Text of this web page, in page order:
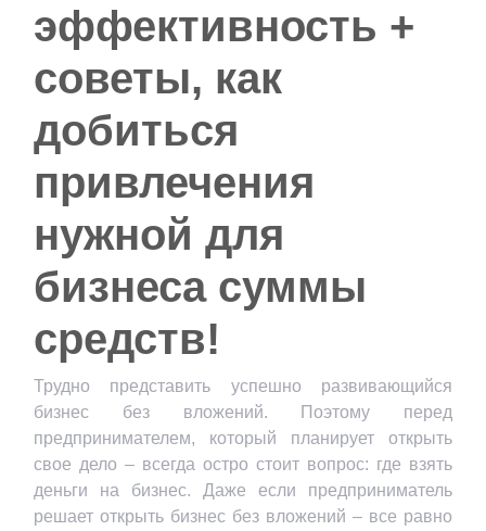
эффективность +
советы, как
добиться
привлечения
нужной для
бизнеса суммы
средств!
Трудно представить успешно развивающийся
бизнес без вложений. Поэтому перед
предпринимателем, который планирует открыть
свое дело – всегда остро стоит вопрос: где взять
деньги на бизнес. Даже если предприниматель
решает открыть бизнес без вложений – все равно